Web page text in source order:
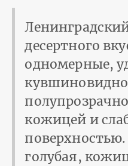
десертного
одномерные,
кожицей и
голубая,